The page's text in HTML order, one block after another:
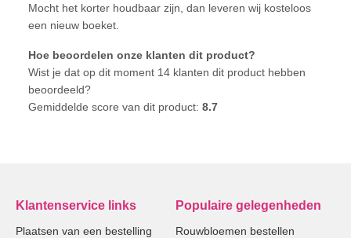
Mocht het korter houdbaar zijn, dan leveren wij kosteloos
een nieuw boeket.
Hoe beoordelen onze klanten dit product?
Wist je dat op dit moment 14 klanten dit product hebben
beoordeeld?
Gemiddelde score van dit product:8.7
Klantenservice links
Plaatsen van een bestelling
Populaire gelegenheden
Rouwbloemen bestellen